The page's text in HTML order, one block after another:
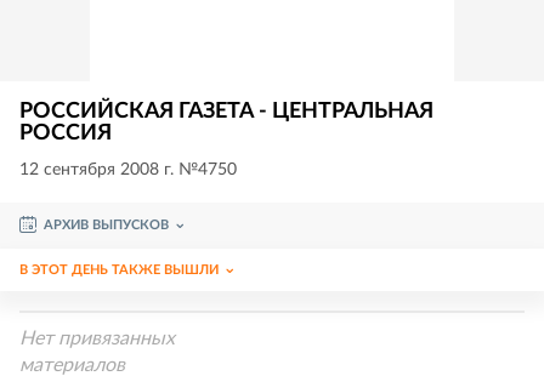
РОССИЙСКАЯ ГАЗЕТА - ЦЕНТРАЛЬНАЯ
РОССИЯ
12 сентября 2008 г. №4750
АРХИВ ВЫПУСКОВ
В ЭТОТ ДЕНЬ ТАКЖЕ ВЫШЛИ
Нет привязанных
материалов